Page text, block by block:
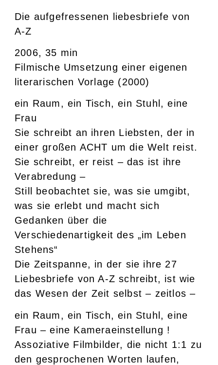
Die aufgefressenen liebesbriefe von
A-Z
2006, 35 min
Filmische Umsetzung einer eigenen
literarischen Vorlage (2000)
ein Raum, ein Tisch, ein Stuhl, eine
Frau
Sie schreibt an ihren Liebsten, der in
einer großen ACHT um die Welt reist.
Sie schreibt, er reist – das ist ihre
Verabredung –
Still beobachtet sie, was sie umgibt,
was sie erlebt und macht sich
Gedanken über die
Verschiedenartigkeit des „im Leben
Stehens“
Die Zeitspanne, in der sie ihre 27
Liebesbriefe von A-Z schreibt, ist wie
das Wesen der Zeit selbst – zeitlos –
ein Raum, ein Tisch, ein Stuhl, eine
Frau – eine Kameraeinstellung !
Assoziative Filmbilder, die nicht 1:1 zu
den gesprochenen Worten laufen,